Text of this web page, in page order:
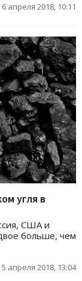
6 апреля 2018, 10:11
угля в
США и
больше, чем
5 апреля 2018, 13:04